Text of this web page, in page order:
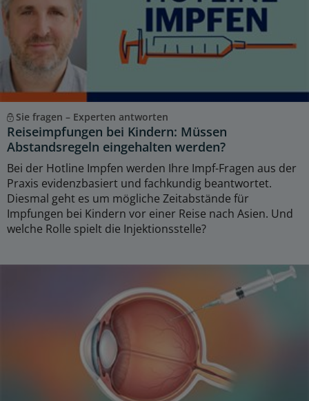
Sie fragen – Experten antworten
Reiseimpfungen bei Kindern: Müssen
Abstandsregeln eingehalten werden?
Bei der Hotline Impfen werden Ihre Impf-Fragen aus der
Praxis evidenzbasiert und fachkundig beantwortet.
Diesmal geht es um mögliche Zeitabstände für
Impfungen bei Kindern vor einer Reise nach Asien. Und
welche Rolle spielt die Injektionsstelle?